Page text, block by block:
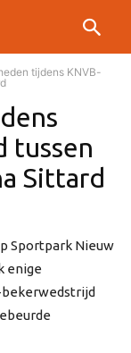
tijdens KNVB-
tussen
Sittard
Sportpark Nieuw
enige
bekerwedstrijd